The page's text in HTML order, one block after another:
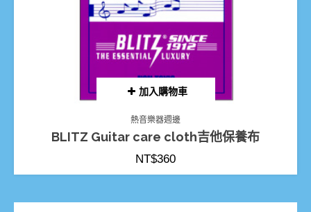
加入購物車
熱音樂器週邊
BLITZ Guitar care cloth吉他保養布
NT$360